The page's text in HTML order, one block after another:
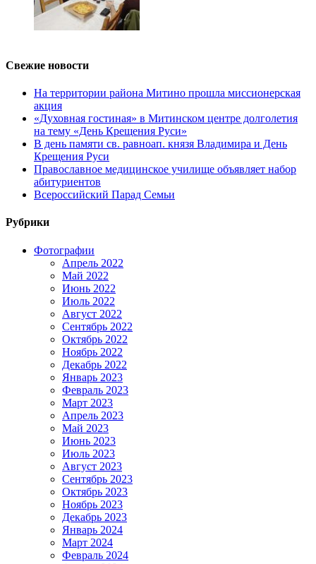
Свежие новости
На территории района Митино прошла миссионерская
акция
«Духовная гостиная» в Митинском центре долголетия
на тему «День Крещения Руси»
В день памяти св. равноап. князя Владимира и День
Крещения Руси
Православное медицинское училище объявляет набор
абитуриентов
Всероссийский Парад Семьи
Рубрики
Фотографии
Апрель 2022
Май 2022
Июнь 2022
Июль 2022
Август 2022
Сентябрь 2022
Октябрь 2022
Ноябрь 2022
Декабрь 2022
Январь 2023
Февраль 2023
Март 2023
Апрель 2023
Май 2023
Июнь 2023
Июль 2023
Август 2023
Сентябрь 2023
Октябрь 2023
Ноябрь 2023
Декабрь 2023
Январь 2024
Март 2024
Февраль 2024